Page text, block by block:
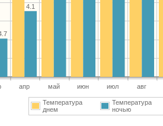
апр май июн июл авг
4.1
Температура
днем
Температура
ночью